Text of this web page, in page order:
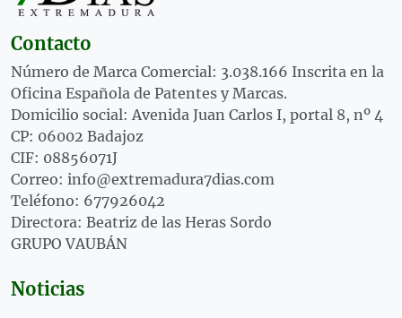
Contacto
Número de Marca Comercial: 3.038.166 Inscrita en la
Oficina Española de Patentes y Marcas.
Domicilio social: Avenida Juan Carlos I, portal 8, nº 4
CP: 06002 Badajoz
CIF: 08856071J
Correo: info@extremadura7dias.com
Teléfono: 677926042
Directora: Beatriz de las Heras Sordo
GRUPO VAUBÁN
Noticias